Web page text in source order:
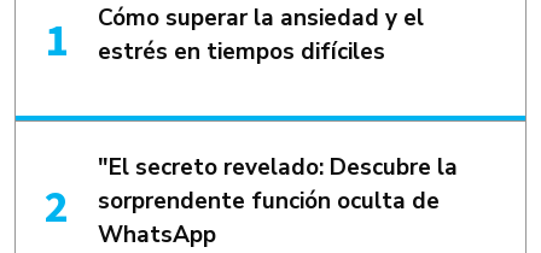
Cómo superar la ansiedad y el
estrés en tiempos difíciles
"El secreto revelado: Descubre la
sorprendente función oculta de
WhatsApp